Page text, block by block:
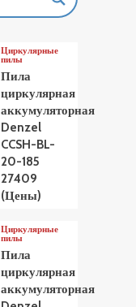
Циркулярные
пилы
Пила
циркулярная
аккумуляторная
Denzel
CCSH-BL-
20-185
27409
(Цены)
Циркулярные
пилы
Пила
циркулярная
аккумуляторная